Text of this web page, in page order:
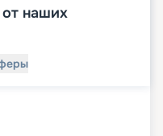
наших